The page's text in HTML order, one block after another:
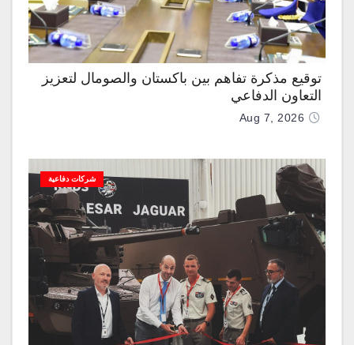
توقيع مذكرة تفاهم بين باكستان والصومال لتعزيز
التعاون الدفاعي
Aug 7, 2026
شركات دفاعية